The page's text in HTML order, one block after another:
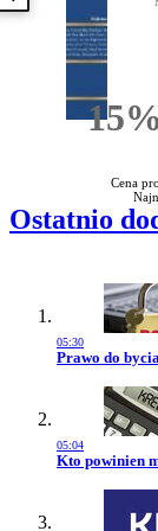
15%
Cena
Ostatnio
05:30
Przejdź do
Prawo do
05:04
Przejdź do
Kto powinien